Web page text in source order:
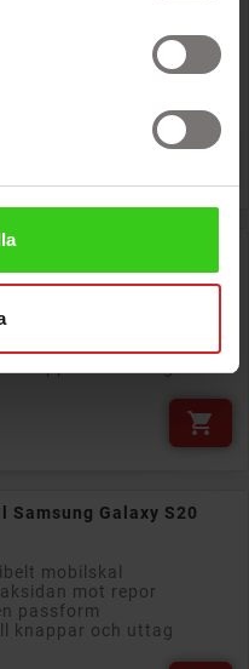
mot repor
Galaxy S20
mobilskal
mot repor
passform

Galaxy S20
mobilskal
mot repor
passform
knappar och uttag